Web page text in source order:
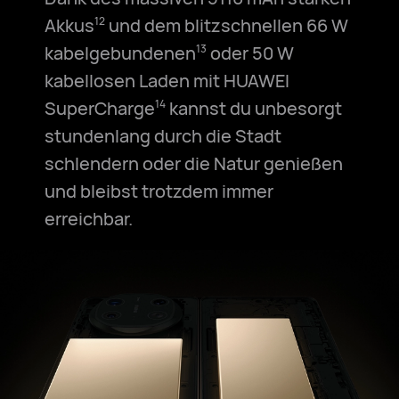
Akkus12und dem blitzschnellen 66 W
kabelgebundenen13 oder 50 W
kabellosen Laden mit HUAWEI
SuperCharge14kannst du unbesorgt
stundenlang durch die Stadt
schlendern oder die Natur genießen
und bleibst trotzdem immer
erreichbar.